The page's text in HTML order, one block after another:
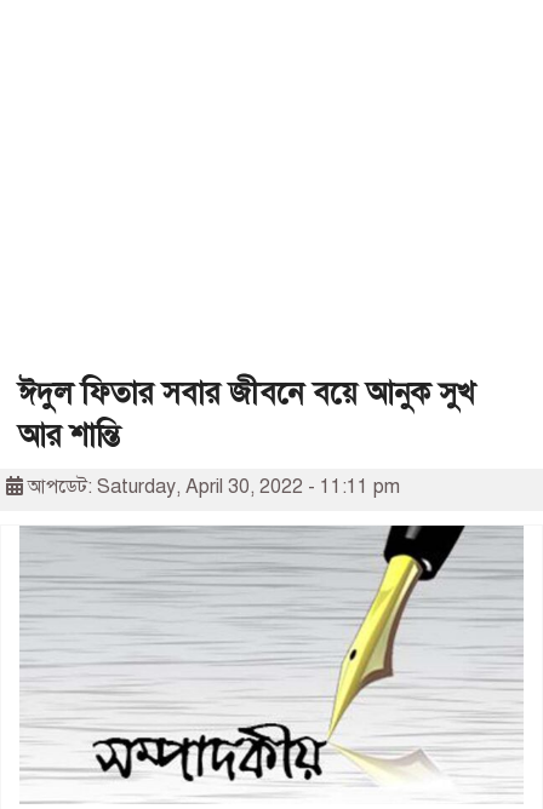
ঈদুল ফিতার সবার জীবনে বয়ে আনুক সুখ
আর শান্তি
আপডেট: Saturday, April 30, 2022 - 11:11 pm